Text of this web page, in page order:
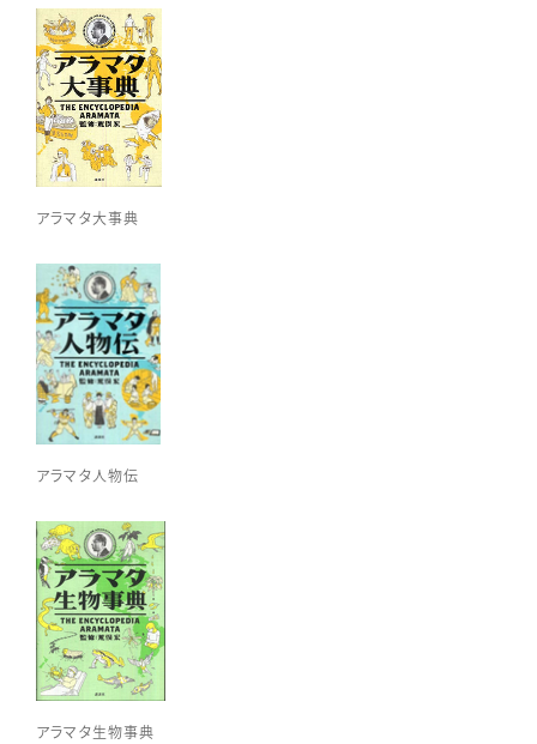
アラマタ大事典
アラマタ人物伝
アラマタ生物事典